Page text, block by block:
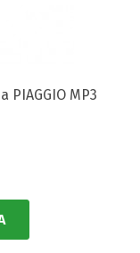
PIAGGIO MP3